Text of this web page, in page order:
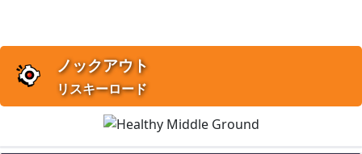
ノックアウト
リスキーロード